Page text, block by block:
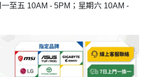
至五 10AM - 5PM；星期六 10AM -